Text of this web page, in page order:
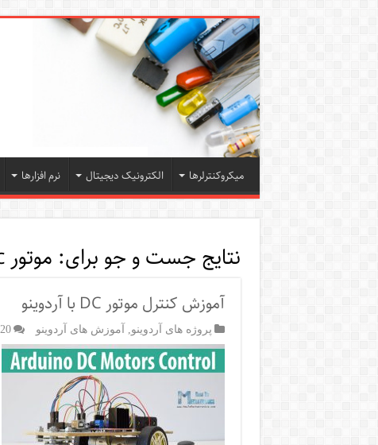
میکروکنترلرها الکترونیک دیجیتال نرم افزارها
نتایج جست و جو برای: موتور dc
آموزش کنترل موتور DC با آردوینو
پروژه های آردوینو ,آموزش های آردوینو 20